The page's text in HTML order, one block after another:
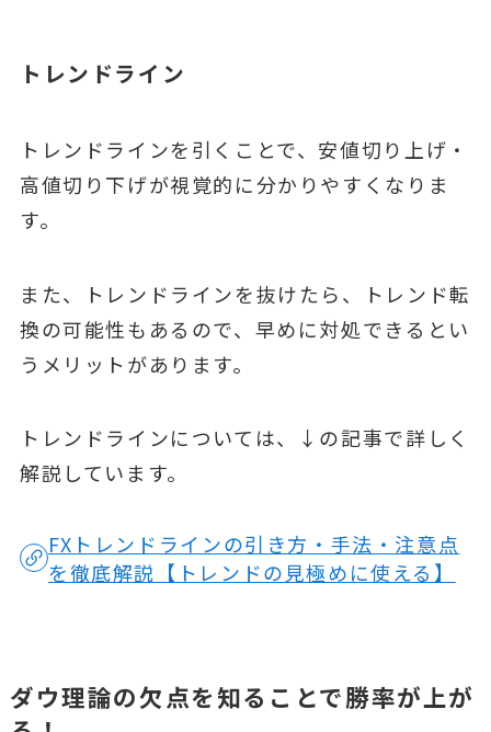
トレンドライン
トレンドラインを引くことで、安値切り上げ・
高値切り下げが視覚的に分かりやすくなりま
す。
また、トレンドラインを抜けたら、トレンド転
換の可能性もあるので、早めに対処できるとい
うメリットがあります。
トレンドラインについては、↓の記事で詳しく
解説しています。
FXトレンドラインの引き方・手法・注意点
を徹底解説【トレンドの見極めに使える】
ダウ理論の欠点を知ることで勝率が上が